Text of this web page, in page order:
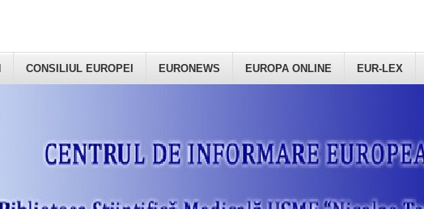
CONSILIUL EUROPEI EURONEWS EUROPA ONLINE EUR-LEX